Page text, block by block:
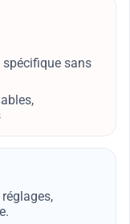
spécifique sans